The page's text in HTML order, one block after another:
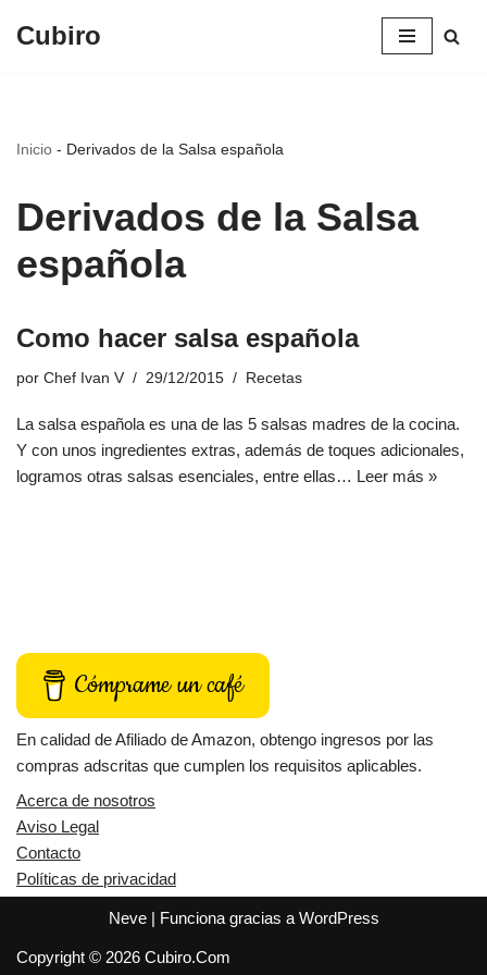
Cubiro
Inicio - Derivados de la Salsa española
Derivados de la Salsa
española
Como hacer salsa española
por Chef Ivan V 29/12/2015 Recetas
La salsa española es una de las 5 salsas madres de la cocina.
Y con unos ingredientes extras, además de toques adicionales,
logramos otras salsas esenciales, entre ellas… Leer más »
Cómprame un café
En calidad de Afiliado de Amazon, obtengo ingresos por las
compras adscritas que cumplen los requisitos aplicables.
Acerca de nosotros
Aviso Legal
Contacto
Políticas de privacidad
Neve| Funciona gracias a WordPress
Copyright © 2026 Cubiro.Com